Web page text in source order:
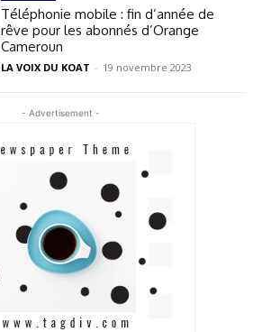
Téléphonie mobile : fin d’année de
rêve pour les abonnés d’Orange
Cameroun
LA VOIX DU KOAT - 19 novembre 2023
- Advertisement -